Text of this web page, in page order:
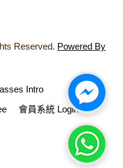
Reserved. Powered By
Intro
會員系統 Login